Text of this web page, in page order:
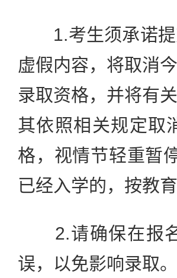
1.考生须承诺提
虚假内容，将取消
录取资格，并将有
其依照相关规定取
格，视情节轻重暂
已经入学的，按教
2.请确保在报名
误，以免影响录取。